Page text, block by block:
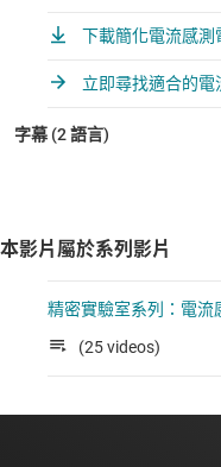
下載簡化電流感測
立即尋找適合的電
本影片屬於系列影片
精密實驗室系列：電流
(25 videos)